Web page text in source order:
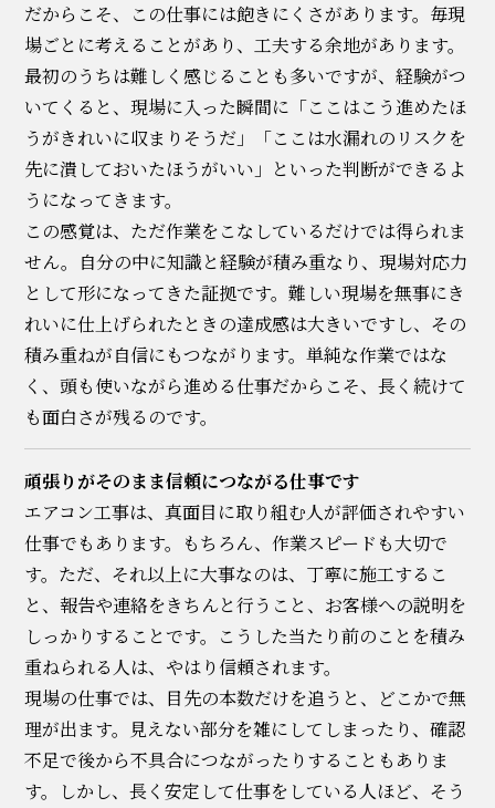
だからこそ、この仕事には飽きにくさがあります。毎現
場ごとに考えることがあり、工夫する余地があります。
最初のうちは難しく感じることも多いですが、経験がつ
いてくると、現場に入った瞬間に「ここはこう進めたほ
うがきれいに収まりそうだ」「ここは水漏れのリスクを
先に潰しておいたほうがいい」といった判断ができるよ
うになってきます。
この感覚は、ただ作業をこなしているだけでは得られま
せん。自分の中に知識と経験が積み重なり、現場対応力
として形になってきた証拠です。難しい現場を無事にき
れいに仕上げられたときの達成感は大きいですし、その
積み重ねが自信にもつながります。単純な作業ではな
く、頭も使いながら進める仕事だからこそ、長く続けて
も面白さが残るのです。
頑張りがそのまま信頼につながる仕事です
エアコン工事は、真面目に取り組む人が評価されやすい
仕事でもあります。もちろん、作業スピードも大切で
す。ただ、それ以上に大事なのは、丁寧に施工するこ
と、報告や連絡をきちんと行うこと、お客様への説明を
しっかりすることです。こうした当たり前のことを積み
重ねられる人は、やはり信頼されます。
現場の仕事では、目先の本数だけを追うと、どこかで無
理が出ます。見えない部分を雑にしてしまったり、確認
不足で後から不具合につながったりすることもありま
す。しかし、長く安定して仕事をしている人ほど、そう